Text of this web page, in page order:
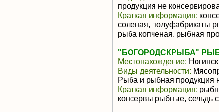
продукция не
Краткая информация:
соленая, полуфабрикаты
рыба копченая, рыбная
"БОГОРОДСКРЫБА"
Местонахождение: Ногинск
Виды деятельности:
Рыба и рыбная продукция
Краткая информация:
консервы рыбные, сельдь